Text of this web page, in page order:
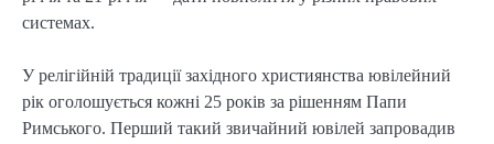
системах.
У релігійній традиції західного християнства ювілейний
рік оголошується кожні 25 років за рішенням Папи
Римського. Перший такий звичайний ювілей запровадив